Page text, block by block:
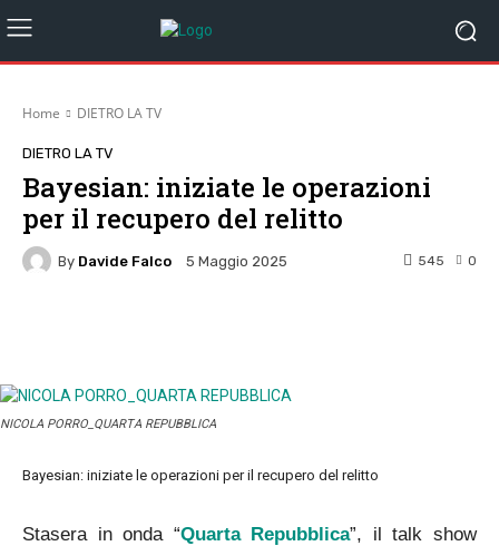
Home DIETRO LA TV
DIETRO LA TV
Bayesian: iniziate le operazioni
per il recupero del relitto
By Davide Falco 5 Maggio 2025 0
545
NICOLA PORRO_QUARTA REPUBBLICA
Bayesian: iniziate le operazioni per il recupero del relitto
Stasera in onda “Quarta Repubblica”, il talk show